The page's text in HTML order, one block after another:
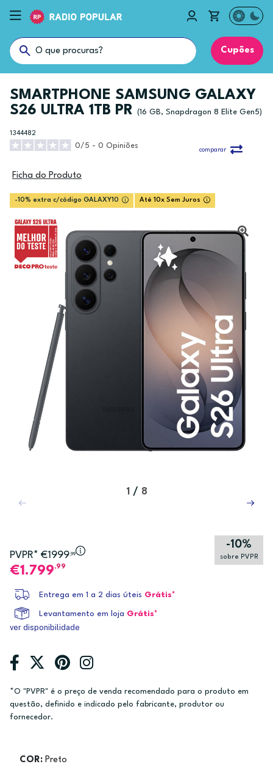
Cupões
SMARTPHONE SAMSUNG GALAXY
S26 ULTRA 1TB PR
(16 GB, Snapdragon 8 Elite Gen5)
1344482
0/5 - 0 Opiniões
comparar
Ficha do Produto
-10% extra c/código GALAXY10 Até 10x Sem Juros
1 / 8
PVPR* €1999,99
-10%
sobre PVPR
1.799,99
Entrega em 1 a 2 dias úteis Grátis*
Levantamento em loja Grátis*
ver disponibilidade
*O "PVPR" é o preço de venda recomendado para o produto em
questão, definido e indicado pelo fabricante, produtor ou
fornecedor.
COR: Preto